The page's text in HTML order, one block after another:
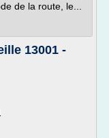
de la route, le...
13001 -